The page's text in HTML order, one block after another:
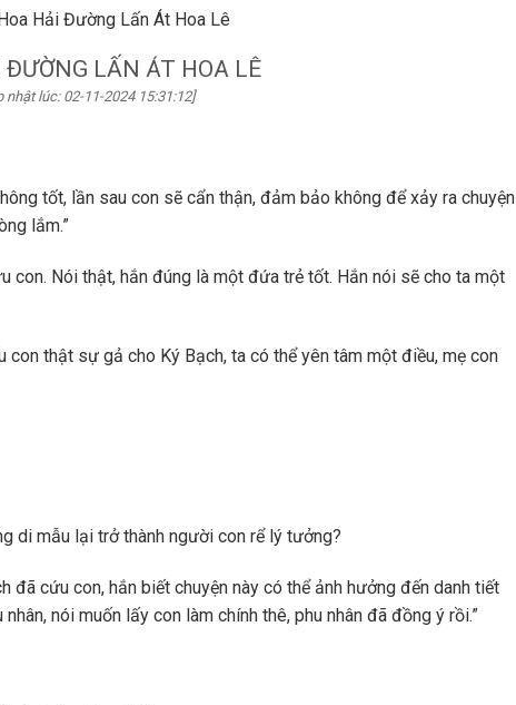
Hải Đường Lấn Át Hoa Lê
ĐƯỜNG LẤN ÁT HOA LÊ
nhật lúc: 02-11-2024 15:31:12]
tốt, lần sau con sẽ cẩn thận, đảm bảo không để xảy ra chuyện
lắm.”
con. Nói thật, hắn đúng là một đứa trẻ tốt. Hắn nói sẽ cho ta một
con thật sự gả cho Ký Bạch, ta có thể yên tâm một điều, mẹ con
di mẫu lại trở thành người con rể lý tưởng?
đã cứu con, hắn biết chuyện này có thể ảnh hưởng đến danh tiết
nói muốn lấy con làm chính thê, phu nhân đã đồng ý rồi.”